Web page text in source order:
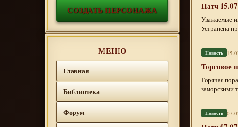
СОЗДАТЬ ПЕРСОНАЖА
МЕНЮ
Главная
Библиотека
Форум
Патч
Уважаемые
Устранена
Новость
Торговое
Горячая
заморскими
Новость